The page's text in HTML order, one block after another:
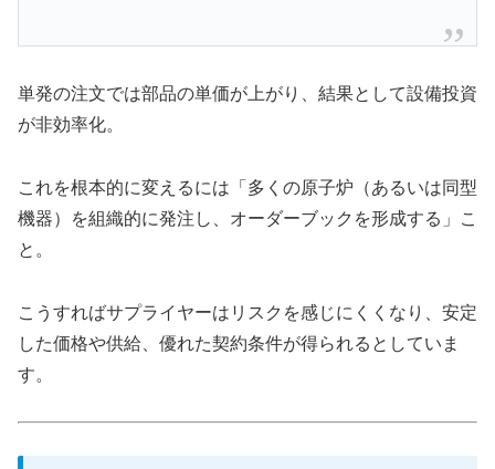
単発の注文では部品の単価が上がり、結果として設備投資
が非効率化。
これを根本的に変えるには「多くの原子炉（あるいは同型
機器）を組織的に発注し、オーダーブックを形成する」こ
と。
こうすればサプライヤーはリスクを感じにくくなり、安定
した価格や供給、優れた契約条件が得られるとしていま
す。